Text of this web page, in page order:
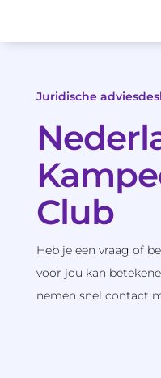
Juridische
Club
Heb je een vraag of
voor jou kan
nemen snel contact